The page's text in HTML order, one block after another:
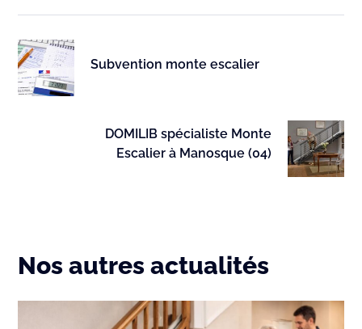
Subvention monte escalier
DOMILIB spécialiste Monte
Escalier à Manosque (04)
Nos autres actualités